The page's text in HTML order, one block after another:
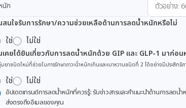
นัก
นใจรับการรักษา/ความช่วยเหลือด้านการลดน้ำหนักหรือไม่
ใช่ ไม่ใช่
คยได้ยินเกี่ยวกับการลดน้ำหนักด้วย GIP และ GLP-1 มาก่อน
ยาชนิดใหม่ที่ช่วยในการรักษาภาวะน้ำหนักเกินและเบาหวานชนิดที่ 2 ได้อย่างมีประสิทธิ
ใช่ ไม่ใช่
อัปเดตเทรนด์การลดน้ำหนักที่ควรรู้: รับข่าวสารและคำแนะนำด้านการลดน้
ส่งตรงถึงอีเมลของคุณ